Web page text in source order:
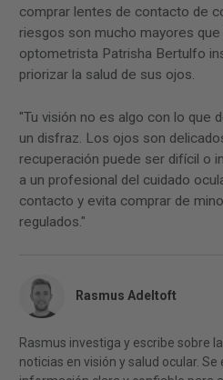
comprar lentes de contacto de
riesgos son mucho mayores
optometrista Patrisha Bertulfo
priorizar la salud de sus ojos.
"Tu visión no es algo con lo que
un disfraz. Los ojos son
recuperación puede ser difícil o
a un profesional del cuidado
contacto y evita comprar de
regulados."
Rasmus Adeltoft
Rasmus investiga y escribe sobre
noticias en visión y salud ocular.